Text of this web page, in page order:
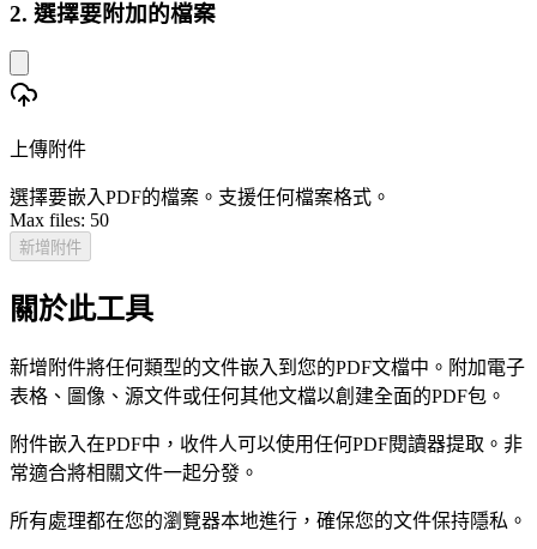
2. 選擇要附加的檔案
上傳附件
選擇要嵌入PDF的檔案。支援任何檔案格式。
Max files: 50
新增附件
關於此工具
新增附件將任何類型的文件嵌入到您的PDF文檔中。附加電子
表格、圖像、源文件或任何其他文檔以創建全面的PDF包。
附件嵌入在PDF中，收件人可以使用任何PDF閱讀器提取。非
常適合將相關文件一起分發。
所有處理都在您的瀏覽器本地進行，確保您的文件保持隱私。